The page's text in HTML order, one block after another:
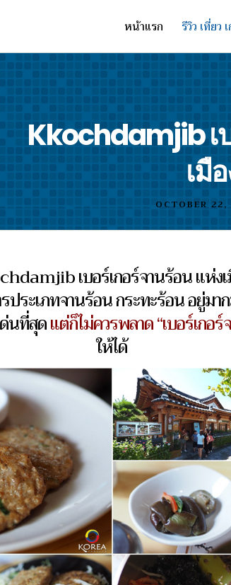
หน้าแรก รีวิว เที่ยว
Kkochdamjib เ
เมื
OCTOBER 22,
เบอร์เกอร์จานร้อน แห่ง
ประเภทจานร้อน กระทะร้อน อยู่ม
นที่สุดแต่ก็ไม่ควรพลาด “เบอร์เกอ
ให้ได้